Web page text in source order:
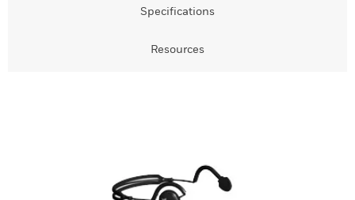
Specifications
Resources